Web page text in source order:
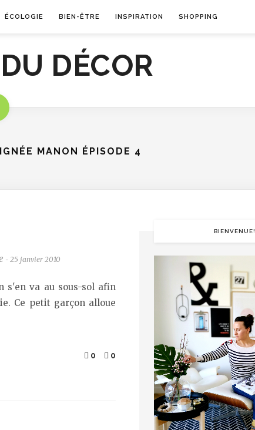
ÉCOLOGIE BIEN-ÊTRE INSPIRATION SHOPPING
MANON ÉPISODE 4
- 25 janvier 2010
s'en va au sous-sol afin
Ce petit garçon alloue
0 0
BIENVENUE!